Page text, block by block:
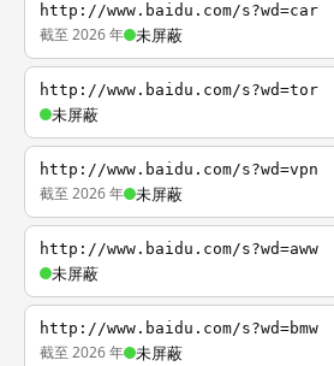
http://www.baidu.com/s?wd=car
截至 2026 年 未屏蔽
http://www.baidu.com/s?wd=tor
未屏蔽
http://www.baidu.com/s?wd=vpn
截至 2026 年 未屏蔽
http://www.baidu.com/s?wd=aww
未屏蔽
http://www.baidu.com/s?wd=bmw
截至 2026 年 未屏蔽